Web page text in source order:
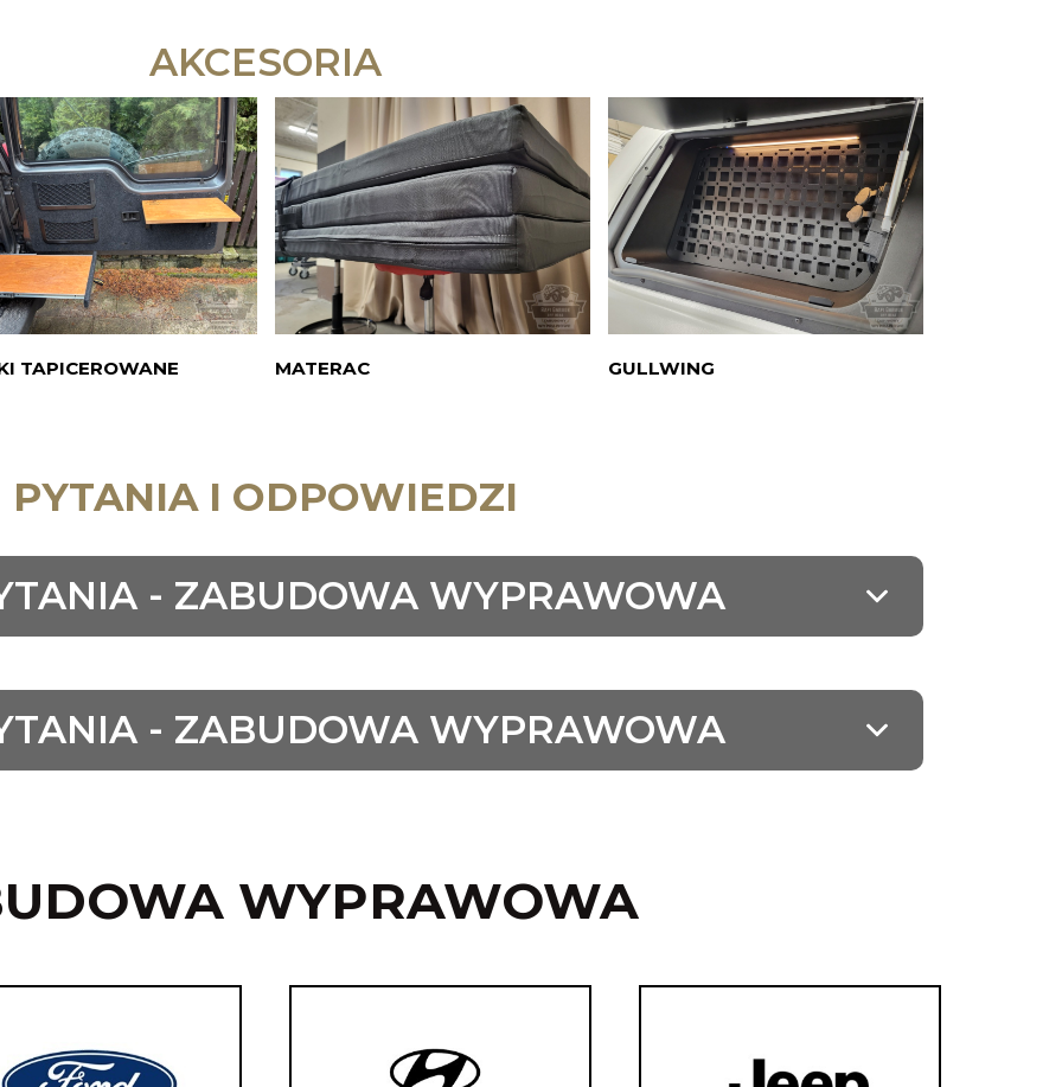
AKCESORIA
TAPICEROWANE MATERAC GULLWING
PYTANIA I ODPOWIEDZI
- ZABUDOWA WYPRAWOWA
- ZABUDOWA WYPRAWOWA
WYPRAWOWA